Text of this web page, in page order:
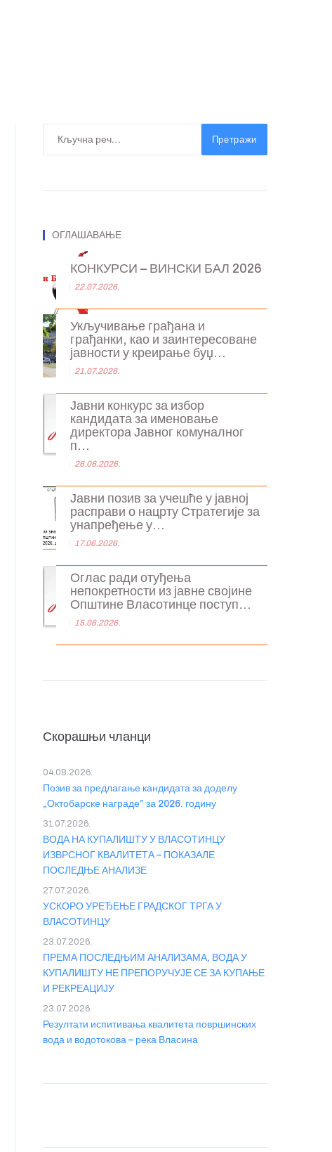
Претражи
ОГЛАШАВАЊЕ
КОНКУРСИ – ВИНСКИ БАЛ 2026
22.07.2026.
Укључивање грађана и
грађанки, као и заинтересоване
јавности у креирање буџ...
21.07.2026.
Јавни конкурс за избор
кандидата за именовање
директора Јавног комуналног
п...
26.06.2026.
Јавни позив за учешће у јавној
расправи о нацрту Стратегије за
унапређење у...
17.06.2026.
Оглас ради отуђења
непокретности из јавне својине
Општине Власотинце поступ...
15.06.2026.
Скорашњи чланци
Позив за предлагање кандидата за доделу
„Октобарске награде” за 2026. годину
04.08.2026.
ВОДА НА КУПАЛИШТУ У ВЛАСОТИНЦУ
ИЗВРСНОГ КВАЛИТЕТА – ПОКАЗАЛЕ
ПОСЛЕДЊЕ АНАЛИЗЕ
31.07.2026.
УСКОРО УРЕЂЕЊЕ ГРАДСКОГ ТРГА У
ВЛАСОТИНЦУ
27.07.2026.
ПРЕМА ПОСЛЕДЊИМ АНАЛИЗАМА, ВОДА У
КУПАЛИШТУ НЕ ПРЕПОРУЧУЈЕ СЕ ЗА КУПАЊЕ
И РЕКРЕАЦИЈУ
23.07.2026.
Резултати испитивања квалитета површинских
вода и водотокова – река Власина
23.07.2026.